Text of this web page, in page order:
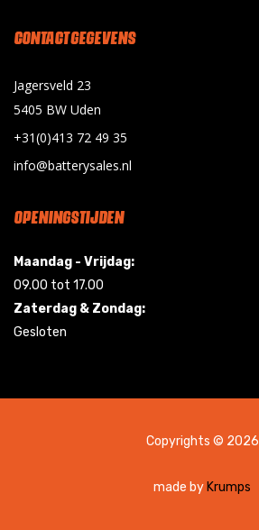
CONTACT GEGEVENS
Jagersveld 23
5405 BW Uden
+31(0)413 72 49 35
info@batterysales.nl
OPENINGSTIJDEN
Maandag - Vrijdag:
09.00 tot 17.00
Zaterdag & Zondag:
Gesloten
Copyrights © 2026
made by Krumps